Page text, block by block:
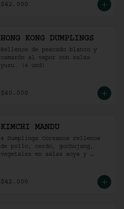
$42.000
HONG KONG DUMPLINGS
Rellenos de pescado blanco y
camarón al vapor con salsa
yuzu. (4 und)
$40.000
KIMCHI MANDU
4 Dumplings Coreanos rellenos
de pollo, cerdo, gochujang,
vegetales en salsa soya y
$42.000